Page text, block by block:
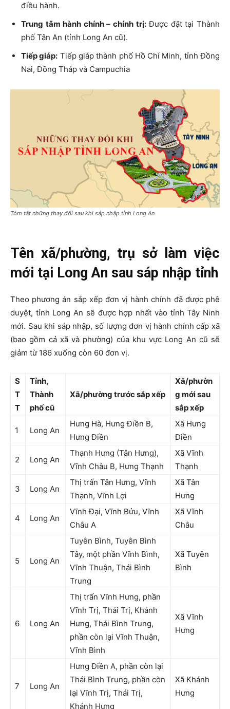
điều hành.
Trung tâm hành chính – chính trị:Được đặt tại Thành
phố Tân An (tỉnh Long An cũ).
Tiếp giáp: Tiếp giáp thành phố Hồ Chí Minh, tỉnh Đồng
Nai, Đồng Tháp và Campuchia
Tóm tắt những thay đổi sau khi sáp nhập tỉnh Long An
Tên xã/phường, trụ sở làm việc
mới tại Long An sau sáp nhập tỉnh
Theo phương án sắp xếp đơn vị hành chính đã được phê
duyệt, tỉnh Long An sẽ được hợp nhất vào tỉnh Tây Ninh
mới. Sau khi sáp nhập, số lượng đơn vị hành chính cấp xã
(bao gồm cả xã và phường) của khu vực Long An cũ sẽ
giảm từ 186 xuống còn 60 đơn vị.
S
T
T
Tỉnh,
Thành
phố cũ
Xã/phường trước sắp xếp
Xã/phườn
g mới sau
sắp xếp
1 Long An
Hưng Hà, Hưng Điền B,
Hưng Điền
Xã Hưng
Điền
2 Long An
Thạnh Hưng (Tân Hưng),
Vĩnh Châu B, Hưng Thạnh
Xã Vĩnh
Thạnh
3 Long An
Thị trấn Tân Hưng, Vĩnh
Thạnh, Vĩnh Lợi
Xã Tân
Hưng
4 Long An
Vĩnh Đại, Vĩnh Bửu, Vĩnh
Châu A
Xã Vĩnh
Châu
5 Long An
Tuyên Bình, Tuyên Bình
Tây, một phần Vĩnh Bình,
Vĩnh Thuận, Thái Bình
Trung
Xã Tuyên
Bình
6 Long An
Thị trấn Vĩnh Hưng, phần
Vĩnh Trị, Thái Trị, Khánh
Hưng, Thái Bình Trung,
phần còn lại Vĩnh Thuận,
Vĩnh Bình
Xã Vĩnh
Hưng
7 Long An
Hưng Điền A, phần còn lại
Thái Bình Trung, phần còn
lại Vĩnh Trị, Thái Trị,
Khánh Hưng
Xã Khánh
Hưng